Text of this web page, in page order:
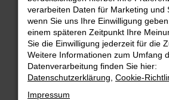
Fehler: Network Error
Beim Laden ist ein Fehler
Hier sind ein paar Tipps, die dir
Überprüfe deine Firewall
Internetverbindung.
Laden andere Webseiten, zum
verarbeiten Daten für Marketing und
wenn Sie uns Ihre Einwilligung
einem späteren Zeitpunkt Ihre
Sie die Einwilligung jederzeit für die
Weitere Informationen zum Umfang
Datenverarbeitung finden Sie hier:
Datenschutzerklärung Cookie-
Impressum